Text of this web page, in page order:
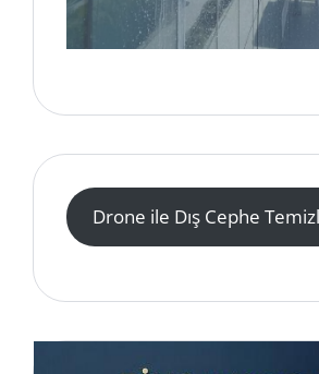
Drone ile Dış Cephe